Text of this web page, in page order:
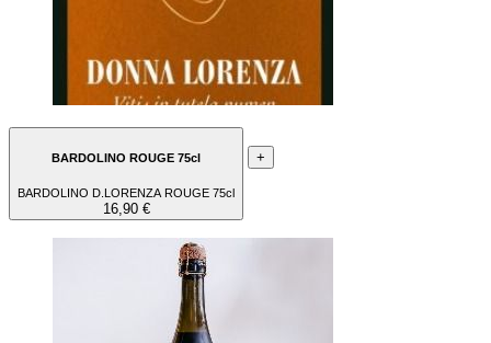
BARDOLINO ROUGE 75cl
BARDOLINO D.LORENZA ROUGE 75cl
16,90 €
+